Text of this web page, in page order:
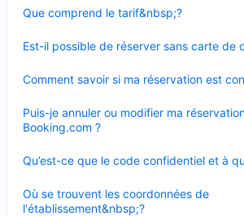
Que comprend le tarif&nbsp;?
fermé
Est-il possible de réserver sans carte de
fermé
Comment savoir si ma réservation est
fermé
Puis-je annuler ou modifier ma
Booking.com ?
fermé
Qu’est-ce que le code confidentiel et à
fermé
Où se trouvent les coordonnées de
l'établissement&nbsp;?
fermé